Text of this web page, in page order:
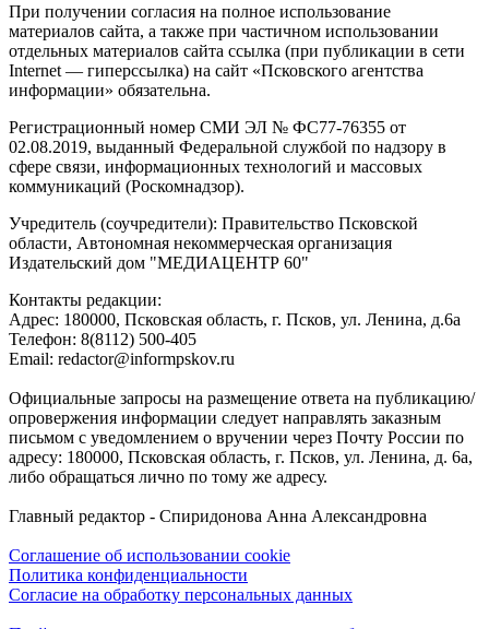
При получении согласия на полное использование
материалов сайта, а также при частичном использовании
отдельных материалов сайта ссылка (при публикации в сети
Internet — гиперссылка) на сайт «Псковского агентства
информации» обязательна.
Регистрационный номер СМИ ЭЛ № ФС77-76355 от
02.08.2019, выданный Федеральной службой по надзору в
сфере связи, информационных технологий и массовых
коммуникаций (Роскомнадзор).
Учредитель (соучредители): Правительство Псковской
области, Автономная некоммерческая организация
Издательский дом "МЕДИАЦЕНТР 60"
Контакты редакции:
Адреc: 180000, Псковская область, г. Псков, ул. Ленина, д.6а
Телефон: 8(8112) 500-405
Email: redactor@informpskov.ru
Официальные запросы на размещение ответа на публикацию/
опровержения информации следует направлять заказным
письмом с уведомлением о вручении через Почту России по
адресу: 180000, Псковская область, г. Псков, ул. Ленина, д. 6а,
либо обращаться лично по тому же адресу.
Главный редактор - Спиридонова Анна Александровна
Соглашение об использовании cookie
Политика конфиденциальности
Согласие на обработку персональных данных